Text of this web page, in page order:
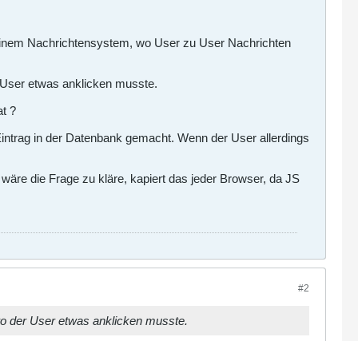
Nachrichtensystem, wo User zu User Nachrichten
etwas anklicken musste.
?
in der Datenbank gemacht. Wenn der User allerdings
die Frage zu kläre, kapiert das jeder Browser, da JS
#2
der User etwas anklicken musste.